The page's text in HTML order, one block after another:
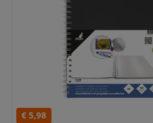
€ 5,98